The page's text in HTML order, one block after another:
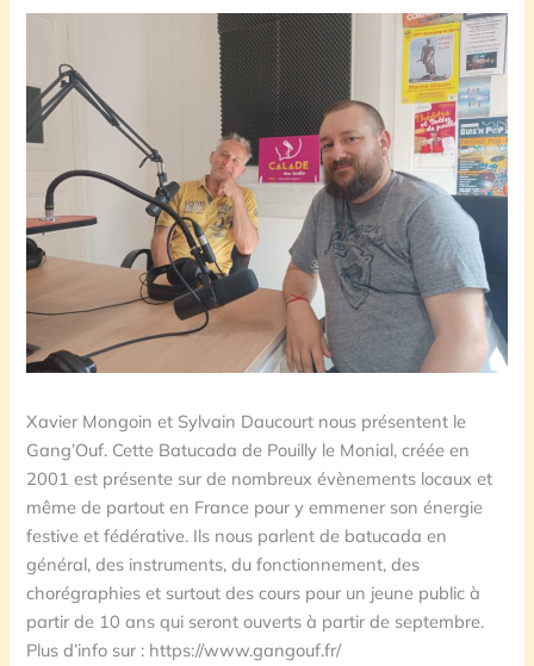
Xavier Mongoin et Sylvain Daucourt nous présentent le
Gang’Ouf. Cette Batucada de Pouilly le Monial, créée en
2001 est présente sur de nombreux évènements locaux et
même de partout en France pour y emmener son énergie
festive et fédérative. Ils nous parlent de batucada en
général, des instruments, du fonctionnement, des
chorégraphies et surtout des cours pour un jeune public à
partir de 10 ans qui seront ouverts à partir de septembre.
Plus d’info sur : https://www.gangouf.fr/